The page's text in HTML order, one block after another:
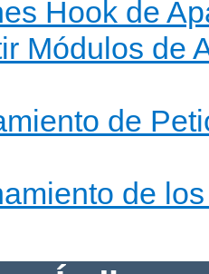
Hook de
Módulos de
de
de